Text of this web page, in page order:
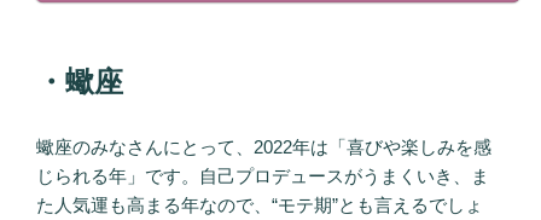
・蠍座
蠍座のみなさんにとって、2022年は「喜びや楽しみを感
じられる年」です。自己プロデュースがうまくいき、ま
た人気運も高まる年なので、“モテ期”とも言えるでしょ